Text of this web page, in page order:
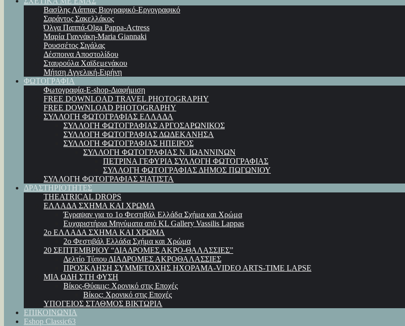
Βασίλης Λάππας Βιογραφικό-Εργογραφικό
Σαράντος Σακελλάκος
Όλγα Παππά-Olga Pappa-Αctress
Μαρία Γιαννάκη-Maria Giannaki
Ρουσσέτος Σιγάλας
Δέσποινα Αποστολίδου
Σταυρούλα Χαϊδεμενάκου
Μήτση Αγγελική-Ειρήνη
ΦΩΤΟΓΡΑΦΙΑ
Φωτογραφία-E-shop-Διαφήμιση
FREE DOWNLOAD TRAVEL PHOTOGRAPHY
FREE DOWNLOAD PHOTOGRAPHY
ΣΥΛΛΟΓΗ ΦΩΤΟΓΡΑΦΙΑΣ ΕΛΛΑΔΑ
ΣΥΛΛΟΓΗ ΦΩΤΟΓΡΑΦΙΑΣ ΑΡΓΟΣΑΡΩΝΙΚΟΣ
ΣΥΛΛΟΓΗ ΦΩΤΟΓΡΑΦΙΑΣ ΔΩΔΕΚΑΝΗΣΑ
ΣΥΛΛΟΓΗ ΦΩΤΟΓΡΑΦΙΑΣ ΗΠΕΙΡΟΣ
ΣΥΛΛΟΓΗ ΦΩΤΟΓΡΑΦΙΑΣ Ν. ΙΩΑΝΝΙΝΩΝ
ΠΕΤΡΙΝΑ ΓΕΦΥΡΙΑ ΣΥΛΛΟΓΗ ΦΩΤΟΓΡΑΦΙΑΣ
ΣΥΛΛΟΓΗ ΦΩΤΟΓΡΑΦΙΑΣ ΔΗΜΟΣ ΠΩΓΩΝΙΟΥ
ΣΥΛΛΟΓΗ ΦΩΤΟΓΡΑΦΙΑΣ ΣΙΑΤΙΣΤΑ
ΔΡΑΣΤΗΡΙΟΤΗΤΕΣ
THEATRICAL DROPS
ΕΛΛΑΔΑ ΣΧΗΜΑ ΚΑΙ ΧΡΩΜΑ
Έγραψαν για το 1ο Φεστιβάλ Ελλάδα Σχήμα και Χρώμα
Ευχαριστήρια Μηνύματα από KL Gallery Vassilis Lappas
2ο ΕΛΛΑΔΑ ΣΧΗΜΑ ΚΑΙ ΧΡΩΜΑ
2ο Φεστιβάλ Ελλάδα Σχήμα και Χρώμα
20 ΣΕΠΤΕΜΒΡΙΟΥ “ΔΙΑΔΡΟΜΕΣ ΑΚΡΟ-ΘΑΛΑΣΣΙΕΣ”
Δελτίο Τύπου ΔΙΑΔΡΟΜΕΣ ΑΚΡΟΘΑΛΑΣΣΙΕΣ
ΠΡΟΣΚΛΗΣΗ ΣΥΜΜΕΤΟΧΗΣ ΗΧΟΡΑΜΑ-VIDEO ARTS-TIME LAPSE
ΜΙΑ ΩΔΗ ΣΤΗ ΦΥΣΗ
Βίκος-Θύαμις: Χρονικό στις Εποχές
Βίκος: Χρονικό στις Εποχές
ΥΠΟΓΕΙΟΣ ΣΤΑΘΜΟΣ ΒΙΚΤΩΡΙΑ
ΕΠΙΚΟΙΝΩΝΙΑ
Eshop Classic63